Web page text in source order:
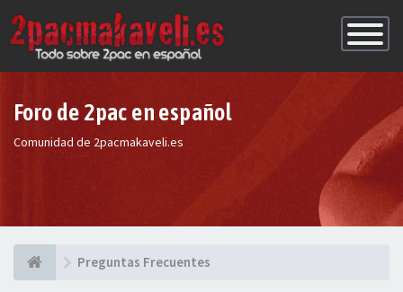
de
Foro de 2pac en español
Comunidad de 2pacmakaveli.es
Preguntas Frecuentes